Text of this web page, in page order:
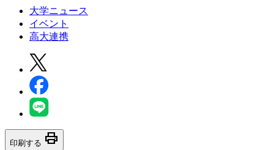
大学ニュース
イベント
高大連携
印刷する print